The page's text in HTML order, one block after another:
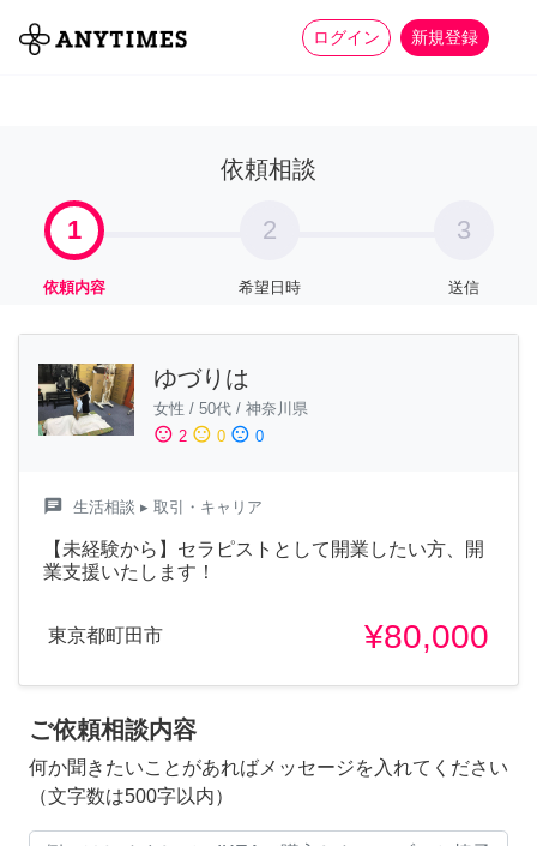
ログイン 新規登録
全て 家事 more_horiz
依頼相談
1
依頼内容
2
希望日時
3
送信
ゆづりは
女性 / 50代 / 神奈川県
sentiment_satisfied 2 sentiment_neutral 0 sentiment_dissatisfied 0
chat 生活相談 ▸ 取引・キャリア
【未経験から】セラピストとして開業したい方、開
業支援いたします！
東京都町田市 ¥80,000
ご依頼相談内容
何か聞きたいことがあればメッセージを入れてください
（文字数は500字以内）